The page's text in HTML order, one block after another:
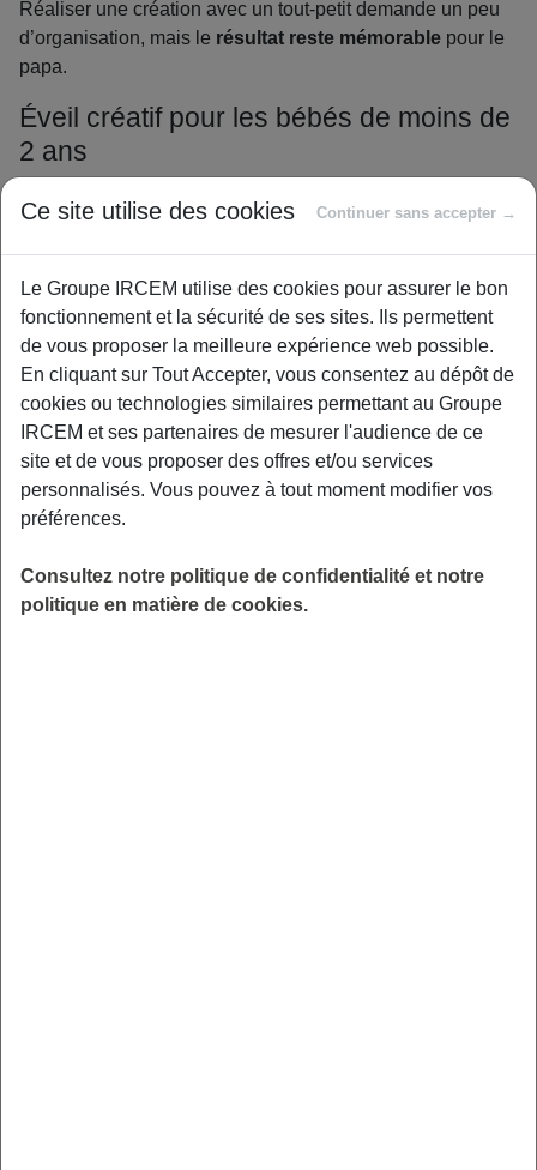
Réaliser une création avec un tout-petit demande un peu
d’organisation, mais le résultat reste mémorable pour le
papa.
Éveil créatif pour les bébés de moins de
2 ans
sacs de congélation fermés pour que bébé manipule les
Créez aussi des cadres souvenirs avec ses empreintes.
Utilisez une peinture non toxique certifiée pour marquer
les pieds ou les mains. Ce cadeau touchantcapture un
instant précieux durablement.
Sacs de congélation
Peinture aux doigts aux normes CE
Papier cartonné épais
Ruban adhésif de masquage
Ce site utilise des cookies Continuer sans accepter →
Le Groupe IRCEM utilise des cookies pour assurer le bon
fonctionnement et la sécurité de ses sites. Ils permettent
de vous proposer la meilleure expérience web possible.
En cliquant sur Tout Accepter, vous consentez au dépôt de
cookies ou technologies similaires permettant au Groupe
IRCEM et ses partenaires de mesurer l'audience de ce
site et de vous proposer des offres et/ou services
personnalisés. Vous pouvez à tout moment modifier vos
préférences.
Consultez notre politique de confidentialité et notre
politique en matière de cookies.